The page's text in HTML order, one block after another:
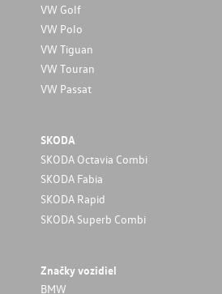
VW Golf
VW Polo
VW Tiguan
VW Touran
VW Passat
SKODA
SKODA Octavia Combi
SKODA Fabia
SKODA Rapid
SKODA Superb Combi
Značky vozidiel
BMW